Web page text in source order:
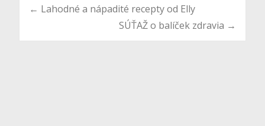
Post
← Lahodné a nápadité recepty od Elly
SÚŤAŽ o balíček zdravia →